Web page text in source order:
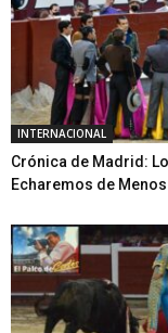
INTERNACIONAL
Crónica de Madrid:
Echaremos de Menos